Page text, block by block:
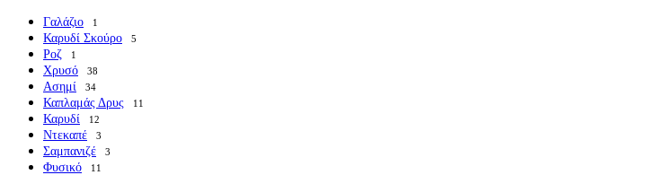
Γαλάζιο 1
Καρυδί Σκούρο 5
Ροζ 1
Χρυσό 38
Ασημί 34
Καπλαμάς Δρυς 11
Καρυδί 12
Ντεκαπέ 3
Σαμπανιζέ 3
Φυσικό 11